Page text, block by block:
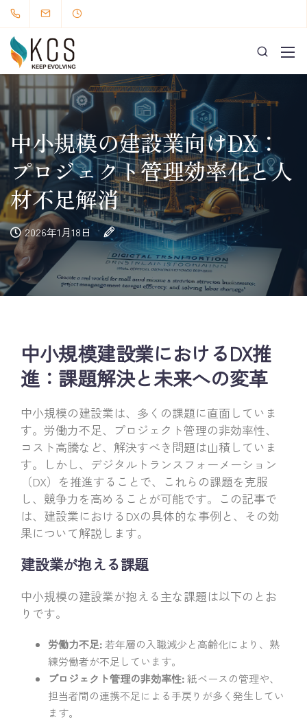
中小規模の建設業向けDX：
プロジェクト管理効率化と人
材不足解消
2026年1月18日
中小規模建設業におけるDX推
進：課題解決と未来への変革
中小規模の建設業は、多くの課題に直面していま
す。労働力不足、プロジェクト管理の非効率性、
コスト高騰など、解決すべき問題は山積していま
す。しかし、デジタルトランスフォーメーション
（DX）を推進することで、これらの課題を克服
し、競争力を高めることが可能です。この記事で
は、建設業におけるDXの具体的な事例と、その効
果について解説します。
建設業が抱える課題
中小規模の建設業が抱える主な課題は以下のとお
りです。
労働力不足:若年層の入職減少と高齢化により、熟
練労働者が不足しています。
プロジェクト管理の非効率性:紙ベースの管理や、
担当者間の連携不足による手戻りが多く発生してい
ます。